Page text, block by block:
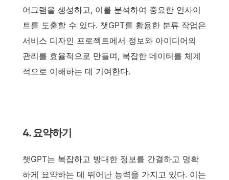
어그램을 생성하고, 이를 분석하여 중요한 인사이
트를 도출할 수 있다. 챗GPT를 활용한 분류 작업은
서비스 디자인 프로젝트에서 정보와 아이디어의
관리를 효율적으로 만들며, 복잡한 데이터를 체계
적으로 이해하는 데 기여한다.
4. 요약하기
챗GPT는 복잡하고 방대한 정보를 간결하고 명확
하게 요약하는 데 뛰어난 능력을 가지고 있다. 이는